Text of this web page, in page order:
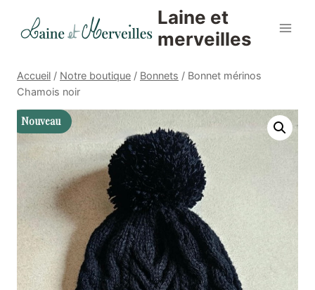
Laine et
merveilles
Accueil / Notre boutique / Bonnets / Bonnet mérinos
Chamois noir
Nouveau